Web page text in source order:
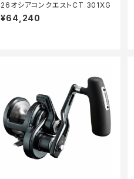
26オシアコンクエストCT 301XG
¥64,240